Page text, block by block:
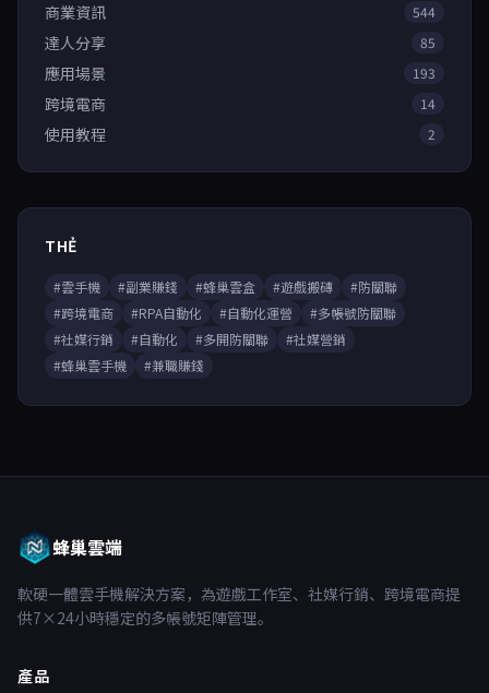
商業資訊
544
達人分享 85
應用場景 193
跨境電商 14
使用教程 2
THẺ
#雲手機 #副業賺錢 #蜂巢雲盒 #遊戲搬磚
#防關聯
#跨境電商
#RPA自動化 #自動化運營
#多帳號防關聯
#社媒行銷
#自動化 #多開防關聯
#社媒營銷
#蜂巢雲手機
#兼職賺錢
蜂巢雲端
軟硬一體雲手機解決方案，為遊戲工作室、社媒行銷、跨境電商提
供7×24小時穩定的多帳號矩陣管理。
產品